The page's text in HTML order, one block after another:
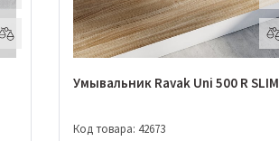
Умывальник Ravak Uni 500 R SLIM
Код товара: 42673